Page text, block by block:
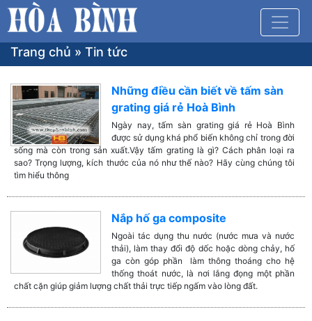
Trang chủ » Tin tức
Những điều cần biết về tấm sàn
grating giá rẻ Hoà Bình
Ngày nay, tấm sàn grating giá rẻ Hoà Bình
được sử dụng khá phổ biến không chỉ trong đời
sống mà còn trong sản xuất.Vậy tấm grating là gì? Cách phân loại ra
sao? Trọng lượng, kích thước của nó như thế nào? Hãy cùng chúng tôi
tìm hiểu thông
Nắp hố ga composite
Ngoài tác dụng thu nước (nước mưa và nước
thải), làm thay đổi độ dốc hoặc dòng chảy, hố
ga còn góp phần làm thông thoáng cho hệ
thống thoát nước, là nơi lắng đọng một phần
chất cặn giúp giảm lượng chất thải trực tiếp ngấm vào lòng đất.